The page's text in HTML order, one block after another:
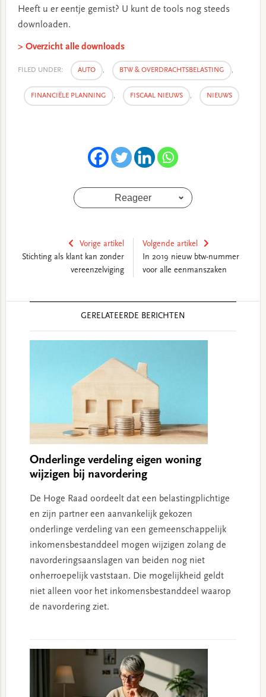
Heeft u er eentje gemist? U kunt de tools nog steeds
downloaden.
> Overzicht alle downloads
FILED UNDER: AUTO , BTW & OVERDRACHTSBELASTING ,
FINANCIËLE PLANNING , FISCAAL NIEUWS , NIEUWS
Reageer
Vorige artikel
Stichting als klant kan zonder
vereenzelviging
Volgende artikel
In 2019 nieuw btw-nummer
voor alle eenmanszaken
GERELATEERDE BERICHTEN
Onderlinge verdeling eigen woning
wijzigen bij navordering
De Hoge Raad oordeelt dat een belastingplichtige
en zijn partner een aanvankelijk gekozen
onderlinge verdeling van een gemeenschappelijk
inkomensbestanddeel mogen wijzigen zolang de
navorderingsaanslagen van beiden nog niet
onherroepelijk vaststaan. Die mogelijkheid geldt
niet alleen voor het inkomensbestanddeel waarop
de navordering ziet.